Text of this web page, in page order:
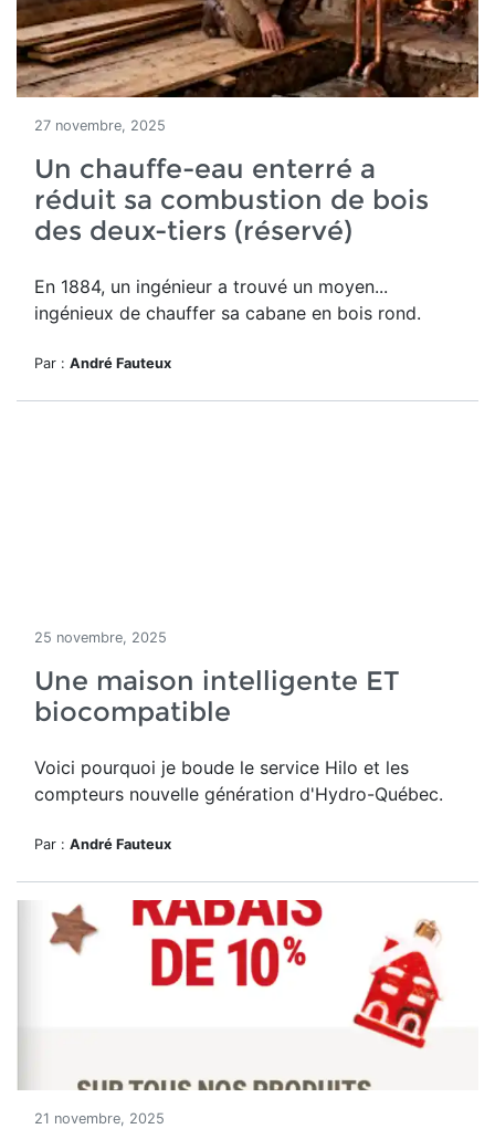
27 novembre, 2025
Un chauffe-eau enterré a
réduit sa combustion de bois
des deux-tiers (réservé)
En 1884, un ingénieur a trouvé un moyen...
ingénieux de chauffer sa cabane en bois rond.
Par : André Fauteux
25 novembre, 2025
Une maison intelligente ET
biocompatible
Voici pourquoi je boude le service Hilo et les
compteurs nouvelle génération d'Hydro-Québec.
Par : André Fauteux
21 novembre, 2025